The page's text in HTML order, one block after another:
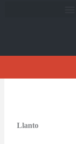
Llanto